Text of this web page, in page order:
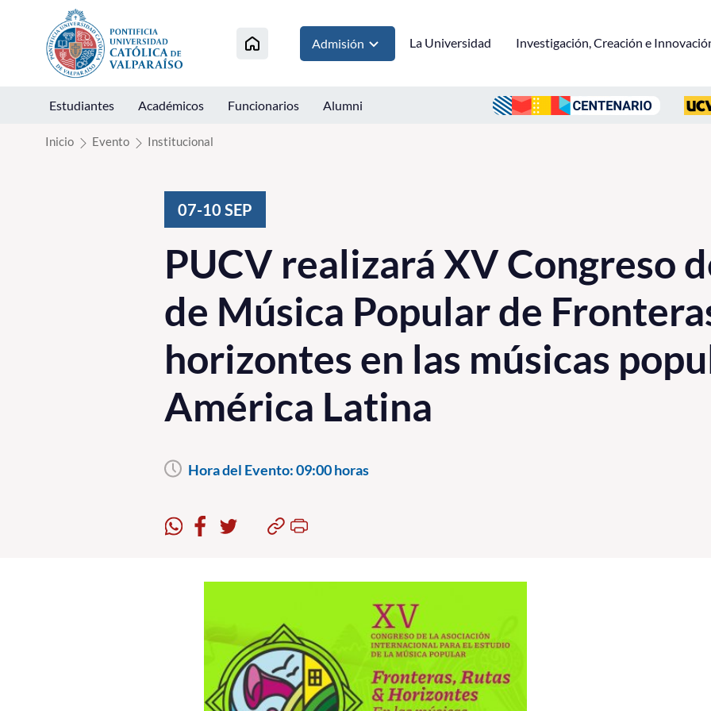
Click acá para ir directamente al contenido
Admisión La Universidad Investigación, Creación e
Estudiantes Académicos Funcionarios Alumni
Inicio Evento Institucional
07-10 SEP
PUCV realizará XV Congreso
de Música Popular de
horizontes en las músicas
América Latina
Hora del Evento:09:00 horas